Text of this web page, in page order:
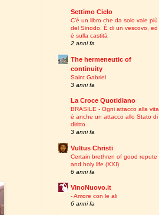
Settimo Cielo
C’è un libro che da solo vale più
del Sinodo. È di un vescovo, ed
è sulla castità
2 anni fa
The hermeneutic of
continuity
Saint Gabriel
3 anni fa
La Croce Quotidiano
BRASILE - Ogni attacco alla vita
è anche un attacco allo Stato di
diritto
3 anni fa
Vultus Christi
Certain brethren of good repute
and holy life (XXI)
6 anni fa
VinoNuovo.it
- Amore con le ali
6 anni fa